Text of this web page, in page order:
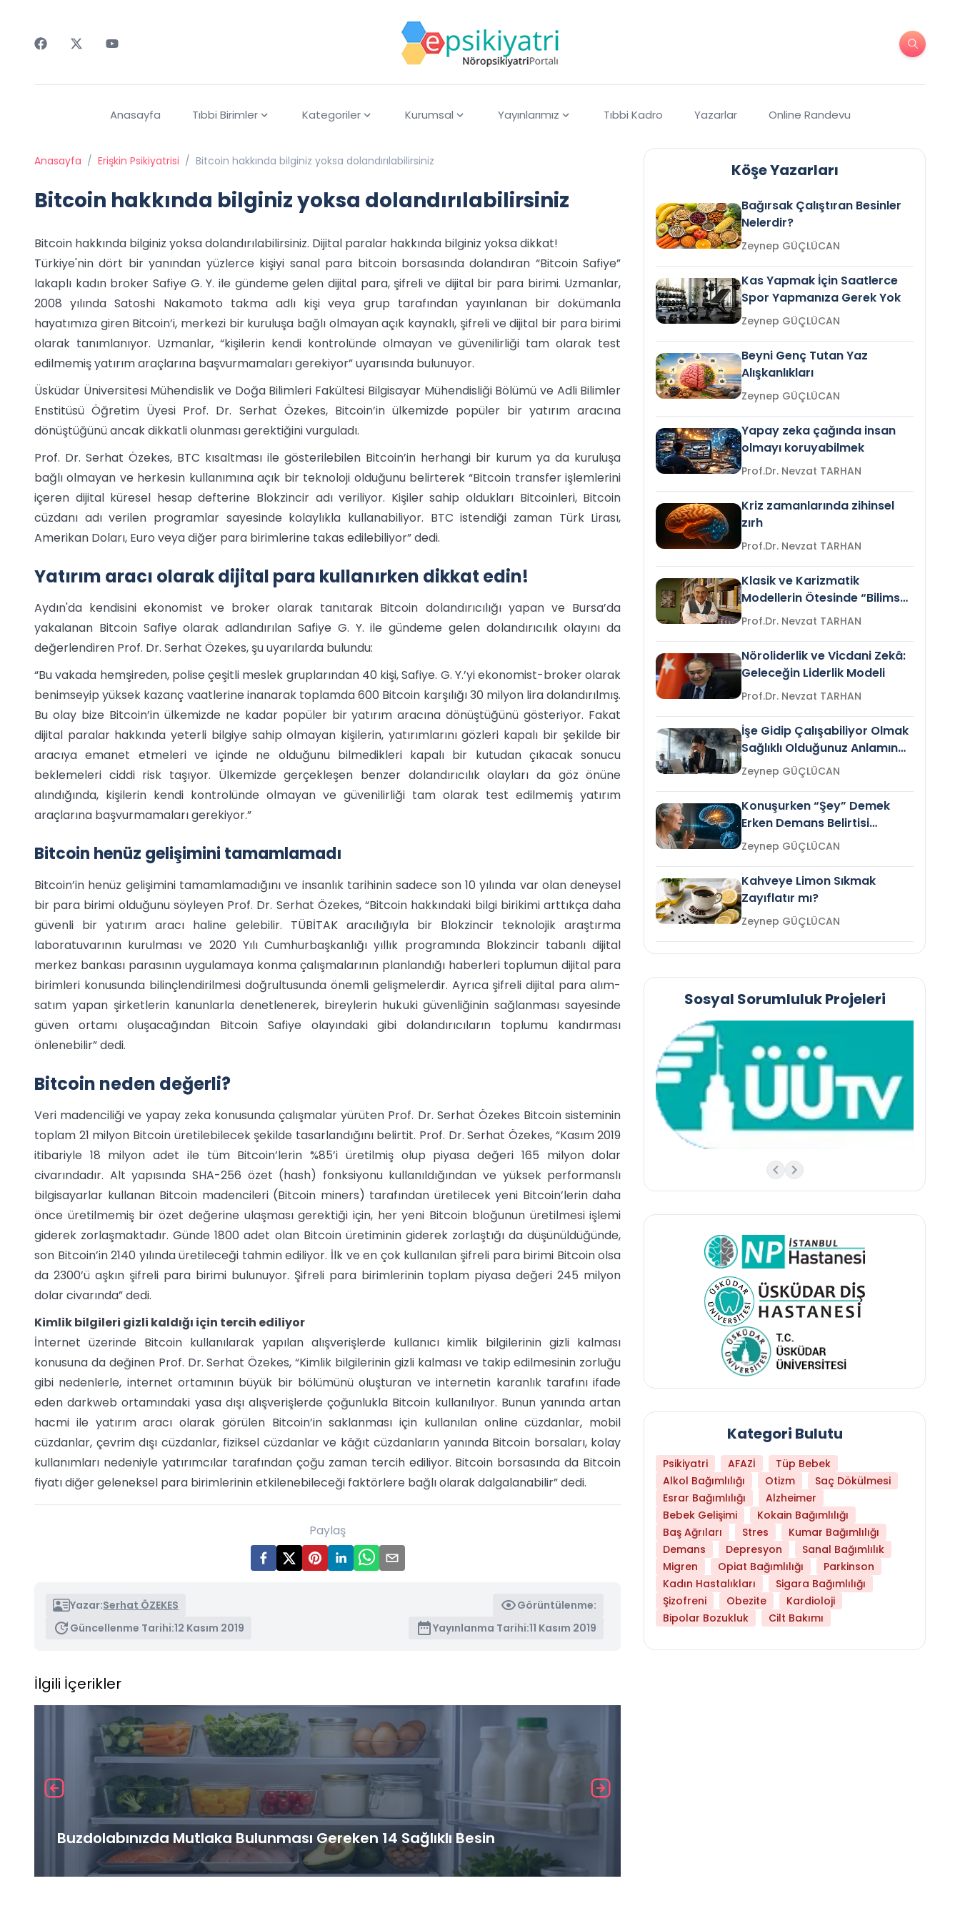
Anasayfa Tıbbi Birimler Kategoriler Kurumsal Yayınlarımız Tıbbi Kadro Yazarlar Online Randevu
Anasayfa / Erişkin Psikiyatrisi / Bitcoin hakkında bilginiz yoksa dolandırılabilirsiniz
Bitcoin hakkında bilginiz yoksa dolandırılabilirsiniz
Bitcoin hakkında bilginiz yoksa dolandırılabilirsiniz. Dijital paralar hakkında bilginiz yoksa dikkat!
Türkiye'nin dört bir yanından yüzlerce kişiyi sanal para bitcoin borsasında dolandıran “Bitcoin Safiye”
lakaplı kadın broker Safiye G. Y. ile gündeme gelen dijital para, şifreli ve dijital bir para birimi. Uzmanlar,
2008 yılında Satoshi Nakamoto takma adlı kişi veya grup tarafından yayınlanan bir dokümanla
hayatımıza giren Bitcoin’i, merkezi bir kuruluşa bağlı olmayan açık kaynaklı, şifreli ve dijital bir para birimi
olarak tanımlanıyor. Uzmanlar, “kişilerin kendi kontrolünde olmayan ve güvenilirliği tam olarak test
edilmemiş yatırım araçlarına başvurmamaları gerekiyor” uyarısında bulunuyor.
Üsküdar Üniversitesi Mühendislik ve Doğa Bilimleri Fakültesi Bilgisayar Mühendisliği Bölümü ve Adli Bilimler
Enstitüsü Öğretim Üyesi Prof. Dr. Serhat Özekes, Bitcoin’in ülkemizde popüler bir yatırım aracına
dönüştüğünü ancak dikkatli olunması gerektiğini vurguladı.
Prof. Dr. Serhat Özekes, BTC kısaltması ile gösterilebilen Bitcoin’in herhangi bir kurum ya da kuruluşa
bağlı olmayan ve herkesin kullanımına açık bir teknoloji olduğunu belirterek “Bitcoin transfer işlemlerini
içeren dijital küresel hesap defterine Blokzincir adı veriliyor. Kişiler sahip oldukları Bitcoinleri, Bitcoin
cüzdanı adı verilen programlar sayesinde kolaylıkla kullanabiliyor. BTC istendiği zaman Türk Lirası,
Amerikan Doları, Euro veya diğer para birimlerine takas edilebiliyor” dedi.
Yatırım aracı olarak dijital para kullanırken dikkat edin!
Aydın'da kendisini ekonomist ve broker olarak tanıtarak Bitcoin dolandırıcılığı yapan ve Bursa’da
yakalanan Bitcoin Safiye olarak adlandırılan Safiye G. Y. ile gündeme gelen dolandırıcılık olayını da
değerlendiren Prof. Dr. Serhat Özekes, şu uyarılarda bulundu:
“Bu vakada hemşireden, polise çeşitli meslek gruplarından 40 kişi, Safiye. G. Y.’yi ekonomist-broker olarak
benimseyip yüksek kazanç vaatlerine inanarak toplamda 600 Bitcoin karşılığı 30 milyon lira dolandırılmış.
Bu olay bize Bitcoin’in ülkemizde ne kadar popüler bir yatırım aracına dönüştüğünü gösteriyor. Fakat
dijital paralar hakkında yeterli bilgiye sahip olmayan kişilerin, yatırımlarını gözleri kapalı bir şekilde bir
aracıya emanet etmeleri ve içinde ne olduğunu bilmedikleri kapalı bir kutudan çıkacak sonucu
beklemeleri ciddi risk taşıyor. Ülkemizde gerçekleşen benzer dolandırıcılık olayları da göz önüne
alındığında, kişilerin kendi kontrolünde olmayan ve güvenilirliği tam olarak test edilmemiş yatırım
araçlarına başvurmamaları gerekiyor.”
Bitcoin henüz gelişimini tamamlamadı
Bitcoin’in henüz gelişimini tamamlamadığını ve insanlık tarihinin sadece son 10 yılında var olan deneysel
bir para birimi olduğunu söyleyen Prof. Dr. Serhat Özekes, “Bitcoin hakkındaki bilgi birikimi arttıkça daha
güvenli bir yatırım aracı haline gelebilir. TÜBİTAK aracılığıyla bir Blokzincir teknolojik araştırma
laboratuvarının kurulması ve 2020 Yılı Cumhurbaşkanlığı yıllık programında Blokzincir tabanlı dijital
merkez bankası parasının uygulamaya konma çalışmalarının planlandığı haberleri toplumun dijital para
birimleri konusunda bilinçlendirilmesi doğrultusunda önemli gelişmelerdir. Ayrıca şifreli dijital para alım-
satım yapan şirketlerin kanunlarla denetlenerek, bireylerin hukuki güvenliğinin sağlanması sayesinde
güven ortamı oluşacağından Bitcoin Safiye olayındaki gibi dolandırıcıların toplumu kandırması
önlenebilir” dedi.
Bitcoin neden değerli?
Veri madenciliği ve yapay zeka konusunda çalışmalar yürüten Prof. Dr. Serhat Özekes Bitcoin sisteminin
toplam 21 milyon Bitcoin üretilebilecek şekilde tasarlandığını belirtit. Prof. Dr. Serhat Özekes, “Kasım 2019
itibariyle 18 milyon adet ile tüm Bitcoin’lerin %85’i üretilmiş olup piyasa değeri 165 milyon dolar
civarındadır. Alt yapısında SHA-256 özet (hash) fonksiyonu kullanıldığından ve yüksek performanslı
bilgisayarlar kullanan Bitcoin madencileri (Bitcoin miners) tarafından üretilecek yeni Bitcoin’lerin daha
önce üretilmemiş bir özet değerine ulaşması gerektiği için, her yeni Bitcoin bloğunun üretilmesi işlemi
giderek zorlaşmaktadır. Günde 1800 adet olan Bitcoin üretiminin giderek zorlaştığı da düşünüldüğünde,
son Bitcoin’in 2140 yılında üretileceği tahmin ediliyor. İlk ve en çok kullanılan şifreli para birimi Bitcoin olsa
da 2300’ü aşkın şifreli para birimi bulunuyor. Şifreli para birimlerinin toplam piyasa değeri 245 milyon
dolar civarında” dedi.
Kimlik bilgileri gizli kaldığı için tercih ediliyor
İnternet üzerinde Bitcoin kullanılarak yapılan alışverişlerde kullanıcı kimlik bilgilerinin gizli kalması
konusuna da değinen Prof. Dr. Serhat Özekes, “Kimlik bilgilerinin gizli kalması ve takip edilmesinin zorluğu
gibi nedenlerle, internet ortamının büyük bir bölümünü oluşturan ve internetin karanlık tarafını ifade
eden darkweb ortamındaki yasa dışı alışverişlerde çoğunlukla Bitcoin kullanılıyor. Bunun yanında artan
hacmi ile yatırım aracı olarak görülen Bitcoin’in saklanması için kullanılan online cüzdanlar, mobil
cüzdanlar, çevrim dışı cüzdanlar, fiziksel cüzdanlar ve kâğıt cüzdanların yanında Bitcoin borsaları, kolay
kullanımları nedeniyle yatırımcılar tarafından çoğu zaman tercih ediliyor. Bitcoin borsasında da Bitcoin
fiyatı diğer geleneksel para birimlerinin etkilenebileceği faktörlere bağlı olarak dalgalanabilir” dedi.
Paylaş
Yazar:Serhat ÖZEKES
Görüntülenme:
Güncellenme Tarihi:12 Kasım 2019 Yayınlanma Tarihi:11 Kasım 2019
İlgili İçerikler
Buzdolabınızda Mutlaka Bulunması Gereken 14 Sağlıklı Besin
Köşe Yazarları
Bağırsak Çalıştıran Besinler
Nelerdir?
Zeynep GÜÇLÜCAN
Kas Yapmak İçin Saatlerce
Spor Yapmanıza Gerek Yok
Zeynep GÜÇLÜCAN
Beyni Genç Tutan Yaz
Alışkanlıkları
Zeynep GÜÇLÜCAN
Yapay zeka çağında insan
olmayı koruyabilmek
Prof.Dr. Nevzat TARHAN
Kriz zamanlarında zihinsel
zırh
Prof.Dr. Nevzat TARHAN
Klasik ve Karizmatik
Modellerin Ötesinde “Bilimsel
Liderlik”
Prof.Dr. Nevzat TARHAN
Nöroliderlik ve Vicdani Zekâ:
Geleceğin Liderlik Modeli
Prof.Dr. Nevzat TARHAN
İşe Gidip Çalışabiliyor Olmak
Sağlıklı Olduğunuz Anlamına
Gelir mi?Zeynep GÜÇLÜCAN
Konuşurken “Şey” Demek
Erken Demans Belirtisi
Olabilir mi?Zeynep GÜÇLÜCAN
Kahveye Limon Sıkmak
Zayıflatır mı?
Zeynep GÜÇLÜCAN
Sosyal Sorumluluk Projeleri
Kategori Bulutu
Psikiyatri AFAZİ
Tüp Bebek
Alkol Bağımlılığı
Otizm
Saç Dökülmesi
Esrar Bağımlılığı
Alzheimer
Bebek Gelişimi
Kokain Bağımlılığı
Baş Ağrıları
Stres
Kumar Bağımlılığı
Demans
Depresyon
Sanal Bağımlılık
Migren
Opiat Bağımlılığı
Parkinson
Kadın Hastalıkları
Sigara Bağımlılığı
Şizofreni
Obezite
Kardioloji
Bipolar Bozukluk
Cilt Bakımı